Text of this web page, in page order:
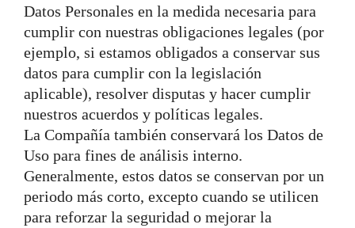
Datos Personales en la medida necesaria para
cumplir con nuestras obligaciones legales (por
ejemplo, si estamos obligados a conservar sus
datos para cumplir con la legislación
aplicable), resolver disputas y hacer cumplir
nuestros acuerdos y políticas legales.
La Compañía también conservará los Datos de
Uso para fines de análisis interno.
Generalmente, estos datos se conservan por un
periodo más corto, excepto cuando se utilicen
para reforzar la seguridad o mejorar la